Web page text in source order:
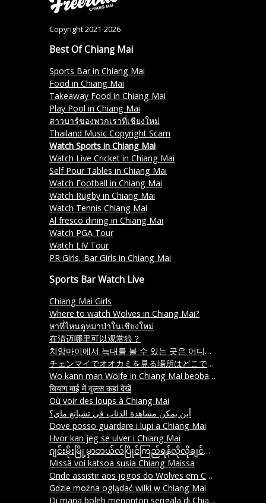
Copyright 2021-2026
Best Of Chiang Mai
Sports Bar in Chiang Mai
Food in Chiang Mai
Takeaway Food in Chiang Mai
Play Pool in Chiang Mai
สาวบาร์ของพวกเราที่เชียงใหม่
Thailand Music Copyright Scam
Watch Sports in Chiang Mai
Watch Live Cricket in Chiang Mai
Self Pour Tables in Chiang Mai
Watch Football in Chiang Mai
Watch Rugby in Chiang Mai
Watch Tennis Chiang Mai
Al fresco dining in Chiang Mai
Watch PGA Tour
Watch LIV Tour
PR Girls, Bar Girls in Chiang Mai
Sports Bar Watch Live
Chiang Mai Girls
Where to watch Wolves in Chiang Mai?
หาที่ไหนดูหมาป่าในเชียงใหม่
在清迈哪里可以观赏狼？
치앙마이에서 늑대를 볼 수 있는 곳은 어디인가요
チェンマイでオオカミを見る場所はどこですか？
Wo kann man Wölfe in Chiang Mai beobachten
चियांग माई में वुल्व्स कहां देखें
Où voir des loups à Chiang Mai
أين يمكن مشاهدة الذئاب في تشيانغ ماي؟
Dove posso guardare i lupi a Chiang Mai
Hvor kan jeg se ulver i Chiang Mai
ဂျင်းမိုးမြို့မှာဘယ်လ်ပြိုင်ကြည်ရန်လိုလိုချင်သလဲ။
Missä voi katsoa susia Chiang Maissa
Onde assistir aos jogos do Wolves em Chiang Mai
Gdzie można oglądać wilki w Chiang Mai
Di mana boleh menonton serigala di Chiang Mai